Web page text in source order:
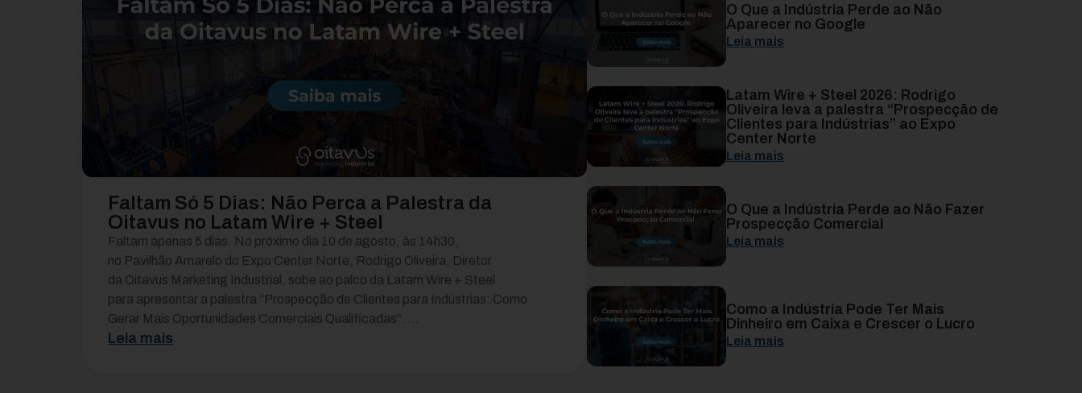
Faltam Só 5 Dias: Não Perca a Palestra da
Oitavus no Latam Wire + Steel
Faltam apenas 5 dias. No próximo dia 10 de agosto, às 14h30,
no Pavilhão Amarelo do Expo Center Norte, Rodrigo Oliveira, Diretor
da Oitavus Marketing Industrial, sobe ao palco da Latam Wire + Steel
para apresentar a palestra “Prospecção de Clientes para Indústrias: Como
Gerar Mais Oportunidades Comerciais Qualificadas”. ...
Leia mais
O Que a Indústria Perde ao Não
Aparecer no Google
Leia mais
Latam Wire + Steel 2026: Rodrigo
Oliveira leva a palestra “Prospecção de
Clientes para Indústrias” ao Expo
Center Norte
Leia mais
O Que a Indústria Perde ao Não Fazer
Prospecção Comercial
Leia mais
Como a Indústria Pode Ter Mais
Dinheiro em Caixa e Crescer o Lucro
Leia mais